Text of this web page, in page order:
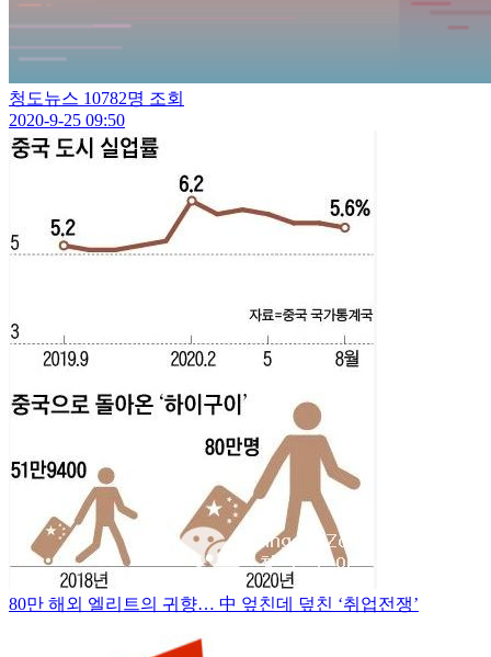
청도뉴스 10782명 조회
2020-9-25 09:50
80만 해외 엘리트의 귀향… 中 엎친데 덮친 ‘취업전쟁’